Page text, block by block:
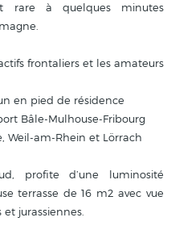
rare à quelques minutes
frontaliers et les amateurs
en pied de résidence
Bâle-Mulhouse-Fribourg
Weil-am-Rhein et Lörrach
profite d’une luminosité
terrasse de 16 m2 avec vue
jurassiennes.